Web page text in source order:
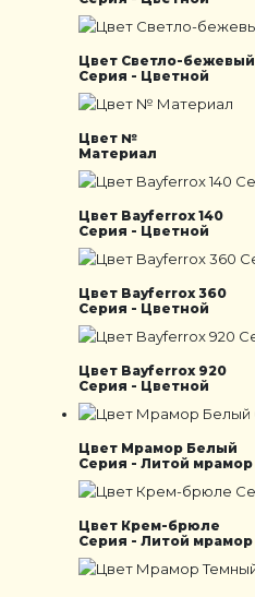
Цвет Светло-бежевый
Серия - Цветной
Цвет №
Материал
Цвет Bayferrox 140
Серия - Цветной
Цвет Bayferrox 360
Серия - Цветной
Цвет Bayferrox 920
Серия - Цветной
Цвет Мрамор Белый
Серия - Литой мрамор
Цвет Крем-брюле
Серия - Литой мрамор